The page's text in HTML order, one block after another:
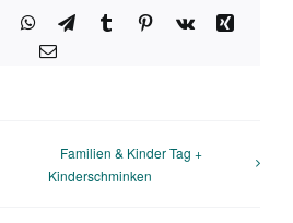
WhatsApp
TelegramTumblrPinterest
Vk
Xing
E-
Familien & Kinder Tag +
Kinderschminken